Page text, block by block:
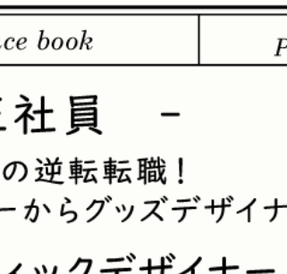
する苦情及び相談に対しては、迅速かつ誠実に
システムは、当社を取り巻く環境の変化と実情
ます。
情報保護管理責任者 安部 洋平
笹塚1-55-7 マルエスファーストビル 7F
create.co.jp
（土日休日を除く9:00～18:00）